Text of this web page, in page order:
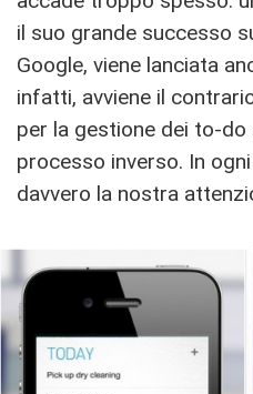
il suo grande successo
Google, viene lanciata
infatti, avviene il
per la gestione dei to-
processo inverso. In
davvero la nostra